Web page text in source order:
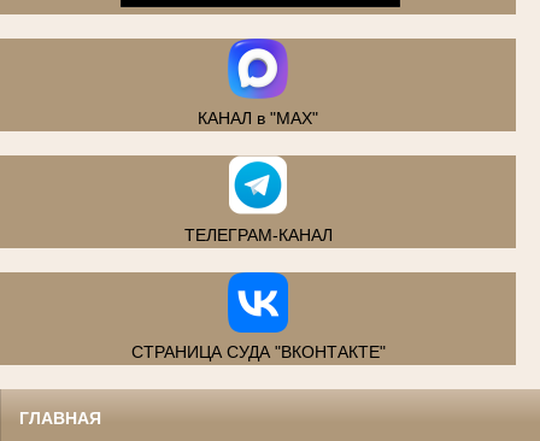
КАНАЛ в "MAX"
ТЕЛЕГРАМ-КАНАЛ
СТРАНИЦА СУДА "ВКОНТАКТЕ"
ГЛАВНАЯ